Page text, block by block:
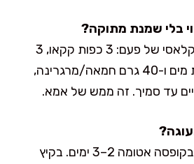
אפשר להכין ציפוי קלאסי של פעם: 3 כפות קקאו, 3
כפות סוכר, 3 כפות מים ו-40 גרם חמאה/מרגרינה,
עד סמיך. זה ממש של אמא.
בטמפרטורת חדר בקופסה אטומה 2–3 ימים. בקיץ